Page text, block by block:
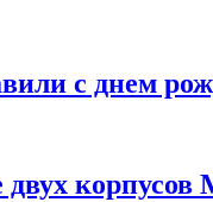
с днем